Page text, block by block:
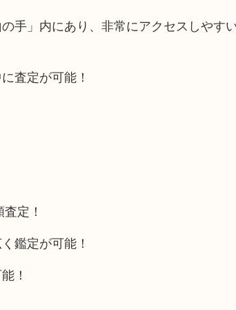
手」内にあり、非常にアクセスしやす
査定が可能！
定！
鑑定が可能！
！